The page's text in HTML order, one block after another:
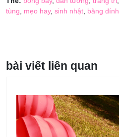
tùng, mẹo hay, sinh nhật, băng dính
bài viết liên quan